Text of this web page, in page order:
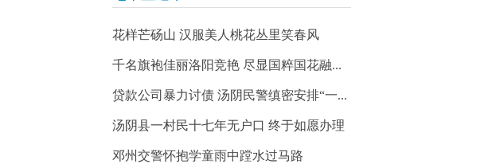
花样芒砀山 汉服美人桃花丛里笑春风
千名旗袍佳丽洛阳竞艳 尽显国粹国花融...
贷款公司暴力讨债 汤阴民警缜密安排“一...
汤阴县一村民十七年无户口 终于如愿办理
邓州交警怀抱学童雨中蹚水过马路